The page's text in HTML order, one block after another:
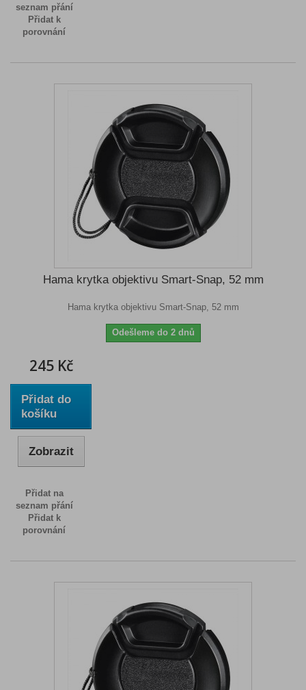
seznam přání
Přidat k
porovnání
Hama krytka objektivu Smart-Snap, 52 mm
Hama krytka objektivu Smart-Snap, 52 mm
Odešleme do 2 dnů
245 Kč
Přidat do
košíku
Zobrazit
Přidat na
seznam přání
Přidat k
porovnání